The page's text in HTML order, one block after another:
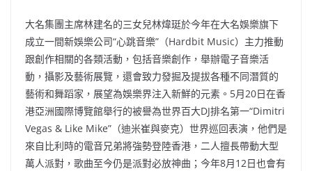
大名集團主席林建名的三女兒林煒珽於今年在大名娛樂旗下
成立一間新娛樂公司“心跳音樂”（Hardbit Music）主力推動
跟創作相關的各類活動，包括音樂創作，舉辦電子音樂活
動，攝影及藝術展覽，還會致力發掘及提拔各種不同潛質的
藝術和舞蹈家，展望為娛樂界注入新鮮的元素。5月20日在香
港亞洲國際博覽館舉行的被譽為世界百大DJ排名第一“Dimitri
Vegas & Like Mike”（迪米崔與麥克）世界巡回表演，他們是
來自比利時的電音兄弟將強勢登陸香港，二人擅長帶動大型
萬人派對，歌曲至今仍是派對必放神曲；今年8月12日也會有